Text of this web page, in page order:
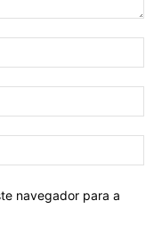
navegador para a